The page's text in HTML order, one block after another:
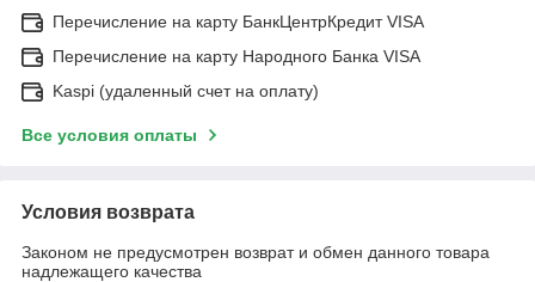
Перечисление на карту БанкЦентрКредит VISA
Перечисление на карту Народного Банка VISA
Kaspi (удаленный счет на оплату)
Все условия оплаты
Условия возврата
Законом не предусмотрен возврат и обмен данного товара
надлежащего качества